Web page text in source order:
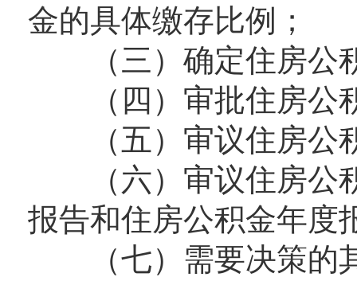
金的具体缴存比例；
（三）确定住房公
（四）审批住房公
（五）审议住房公
（六）审议住房公积
报告和住房公积金年度
（七）需要决策的